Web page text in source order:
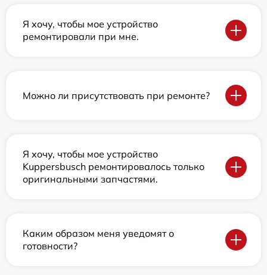
Я хочу, чтобы мое устройство
ремонтировали при мне.
Можно ли присутствовать при ремонте?
Я хочу, чтобы мое устройство
Kuppersbusch ремонтировалось только
оригинальными запчастями.
Каким образом меня уведомят о
готовности?